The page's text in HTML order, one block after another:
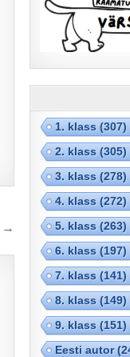
→
1. klass(307)
2. klass(305)
3. klass(278)
4. klass(272)
5. klass(263)
6. klass(197)
7. klass(141)
8. klass(149)
9. klass(151)
Eesti autor